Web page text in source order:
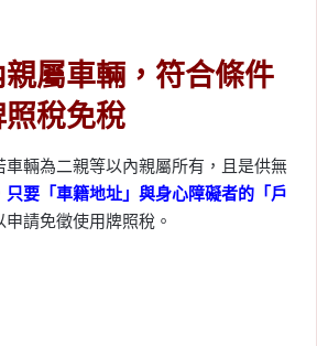
屬車輛，符合條件
稅免稅
輛為二親等以內親屬所有，且是供無
只要「車籍地址」與身心障礙者的「戶
申請免徵使用牌照稅。